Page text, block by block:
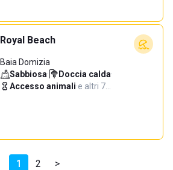
Royal Beach
Baia Domizia
Sabbiosa· Doccia calda·
Accesso animali·e altri 7…
1 2 >